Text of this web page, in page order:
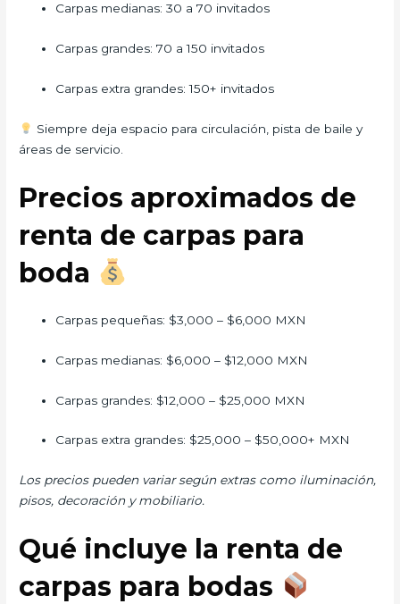
Carpas medianas: 30 a 70 invitados
Carpas grandes: 70 a 150 invitados
Carpas extra grandes: 150+ invitados
Siempre deja espacio para circulación, pista de baile y
áreas de servicio.
Precios aproximados de
renta de carpas para
boda
Carpas pequeñas: $3,000 – $6,000 MXN
Carpas medianas: $6,000 – $12,000 MXN
Carpas grandes: $12,000 – $25,000 MXN
Carpas extra grandes: $25,000 – $50,000+ MXN
Los precios pueden variar según extras como iluminación,
pisos, decoración y mobiliario.
Qué incluye la renta de
carpas para bodas